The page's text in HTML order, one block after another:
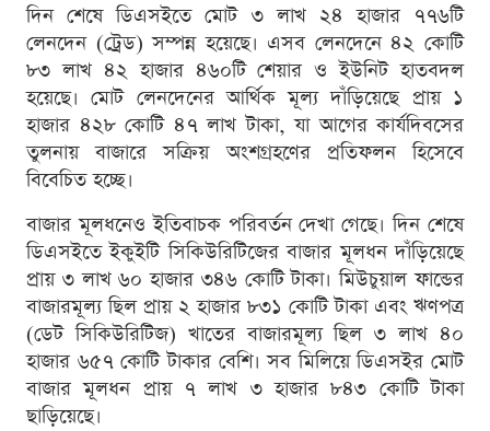
দিন শেষে ডিএসইতে মোট ৩ লাখ ২৪ হাজার ৭৭৬টি
লেনদেন (ট্রেড) সম্পন্ন হয়েছে। এসব লেনদেনে ৪২ কোটি
৮৩ লাখ ৪২ হাজার ৪৬০টি শেয়ার ও ইউনিট হাতবদল
হয়েছে। মোট লেনদেনের আর্থিক মূল্য দাঁড়িয়েছে প্রায় ১
হাজার ৪২৮ কোটি ৪৭ লাখ টাকা, যা আগের কার্যদিবসের
তুলনায় বাজারে সক্রিয় অংশগ্রহণের প্রতিফলন হিসেবে
বিবেচিত হচ্ছে।
বাজার মূলধনেও ইতিবাচক পরিবর্তন দেখা গেছে। দিন শেষে
ডিএসইতে ইকুইটি সিকিউরিটিজের বাজার মূলধন দাঁড়িয়েছে
প্রায় ৩ লাখ ৬০ হাজার ৩৪৬ কোটি টাকা। মিউচুয়াল ফান্ডের
বাজারমূল্য ছিল প্রায় ২ হাজার ৮৩১ কোটি টাকা এবং ঋণপত্র
(ডেট সিকিউরিটিজ) খাতের বাজারমূল্য ছিল ৩ লাখ ৪০
হাজার ৬৫৭ কোটি টাকার বেশি। সব মিলিয়ে ডিএসইর মোট
বাজার মূলধন প্রায় ৭ লাখ ৩ হাজার ৮৪৩ কোটি টাকা
ছাড়িয়েছে।